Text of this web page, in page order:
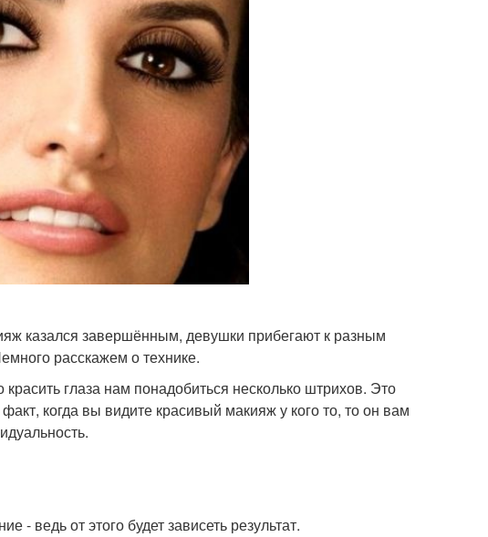
казался завершённым, девушки прибегают к разным
расскажем о технике.
глаза нам понадобиться несколько штрихов. Это
когда вы видите красивый макияж у кого то, то он вам
ведь от этого будет зависеть результат.